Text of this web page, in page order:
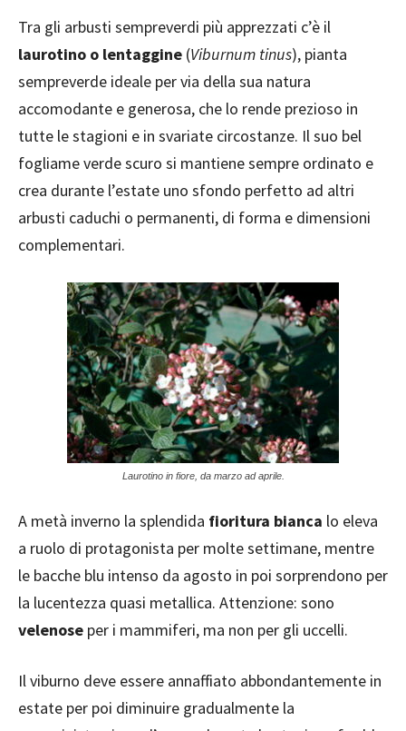
Tra gli arbusti sempreverdi più apprezzati c’è il
laurotino o lentaggine (Viburnum tinus), pianta
sempreverde ideale per via della sua natura
accomodante e generosa, che lo rende prezioso in
tutte le stagioni e in svariate circostanze. Il suo bel
fogliame verde scuro si mantiene sempre ordinato e
crea durante l’estate uno sfondo perfetto ad altri
arbusti caduchi o permanenti, di forma e dimensioni
complementari.
Laurotino in fiore, da marzo ad aprile.
A metà inverno la splendida fioritura bianca lo eleva
a ruolo di protagonista per molte settimane, mentre
le bacche blu intenso da agosto in poi sorprendono per
la lucentezza quasi metallica. Attenzione: sono
velenose per i mammiferi, ma non per gli uccelli.
Il viburno deve essere annaffiato abbondantemente in
estate per poi diminuire gradualmente la